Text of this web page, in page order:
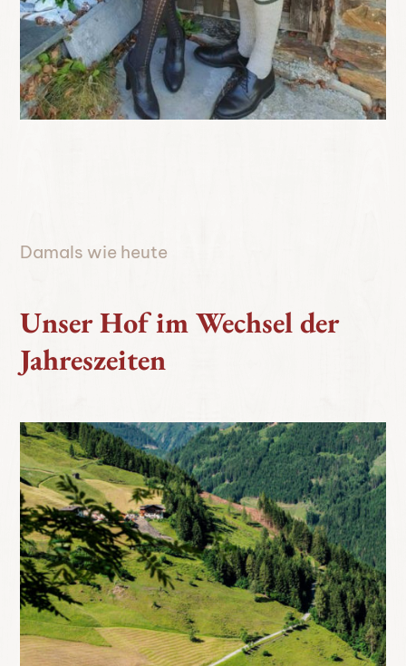
Damals wie heute
Unser Hof im Wechsel der
Jahreszeiten